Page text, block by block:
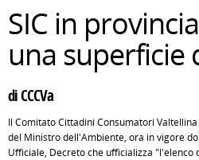
SIC in
una superficie
di CCCVa
Il Comitato Cittadini Consumatori
del Ministro dell'Ambiente, ora in vigore
Ufficiale, Decreto che ufficializza "l'elenco